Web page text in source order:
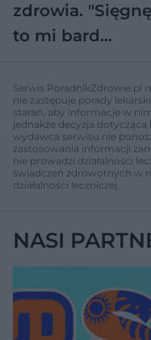
zdrowia.
to mi bard…
Serwis PoradnikZdrowie.pl
nie zastępuje porady
starań, aby informacje w
jednakże decyzja dotycząca
wydawca serwisu nie
zastosowania informacji
nie prowadzi działalności
świadczeń zdrowotnych w
działalności leczniczej.
NASI